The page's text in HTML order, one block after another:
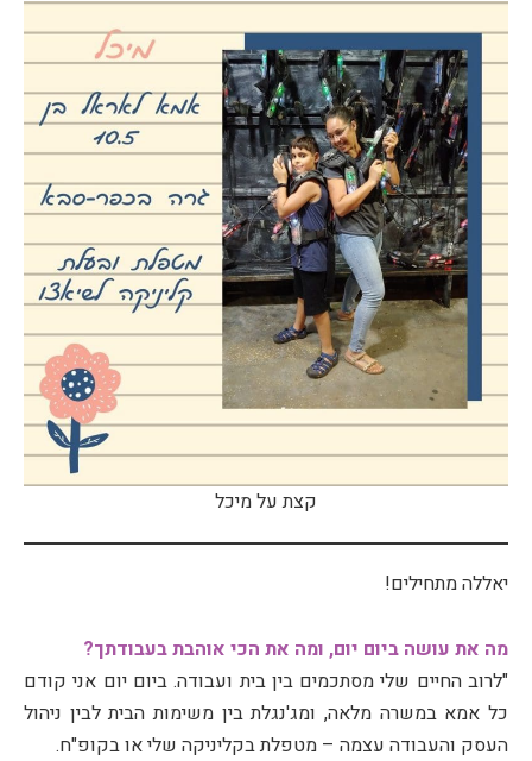
קצת על מיכל
יאללה מתחילים!
מה את עושה ביום יום, ומה את הכי אוהבת בעבודתך?
"לרוב החיים שלי מסתכמים בין בית ועבודה. ביום יום אני קודם
כל אמא במשרה מלאה, ומג'נגלת בין משימות הבית לבין ניהול
העסק והעבודה עצמה – מטפלת בקליניקה שלי או בקופ"ח.